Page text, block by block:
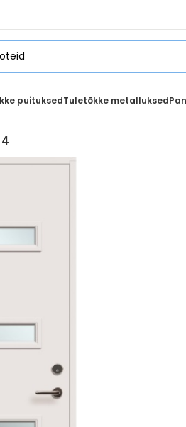
puituksedTuletõkke metalluksed